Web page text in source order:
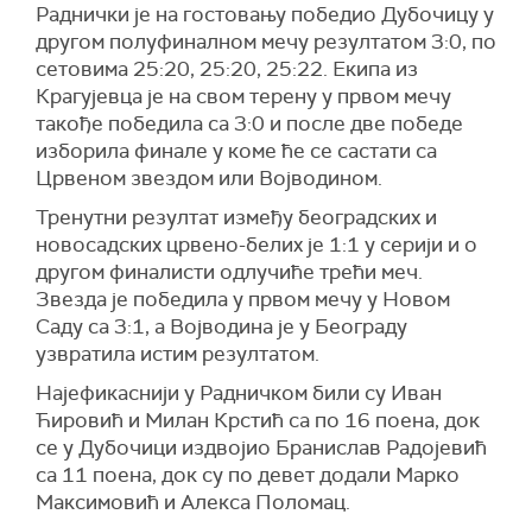
Раднички је на гостовању победио Дубочицу у
другом полуфиналном мечу резултатом 3:0, по
сетовима 25:20, 25:20, 25:22. Екипа из
Крагујевца је на свом терену у првом мечу
такође победила са 3:0 и после две победе
изборила финале у коме ће се састати са
Црвеном звездом или Војводином.
Тренутни резултат између београдских и
новосадских црвено-белих је 1:1 у серији и о
другом финалисти одлучиће трећи меч.
Звезда је победила у првом мечу у Новом
Саду са 3:1, а Војводина је у Београду
узвратила истим резултатом.
Најефикаснији у Радничком били су Иван
Ћировић и Милан Крстић са по 16 поена, док
се у Дубочици издвојио Бранислав Радојевић
са 11 поена, док су по девет додали Марко
Максимовић и Алекса Поломац.